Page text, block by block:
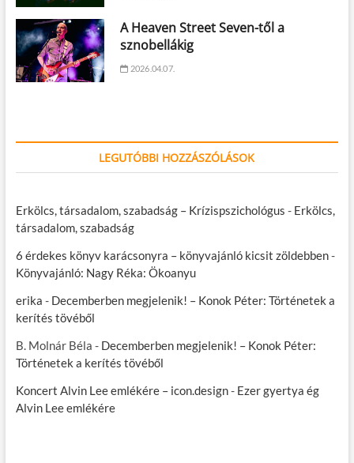
A Heaven Street Seven-től a
sznobellákig
2026.04.07.
LEGUTÓBBI HOZZÁSZÓLÁSOK
Erkölcs, társadalom, szabadság – Krízispszichológus - Erkölcs,
társadalom, szabadság
6 érdekes könyv karácsonyra – könyvajánló kicsit zöldebben-
Könyvajánló: Nagy Réka: Ökoanyu
erika - Decemberben megjelenik! – Konok Péter: Történetek a
kerítés tövéből
B. Molnár Béla - Decemberben megjelenik! – Konok Péter:
Történetek a kerítés tövéből
Koncert Alvin Lee emlékére – icon.design- Ezer gyertya ég
Alvin Lee emlékére